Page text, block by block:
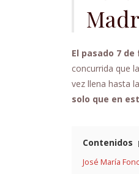
El pasado 7
concurrida que
vez llena hasta
solo que en
Contenidos
José María